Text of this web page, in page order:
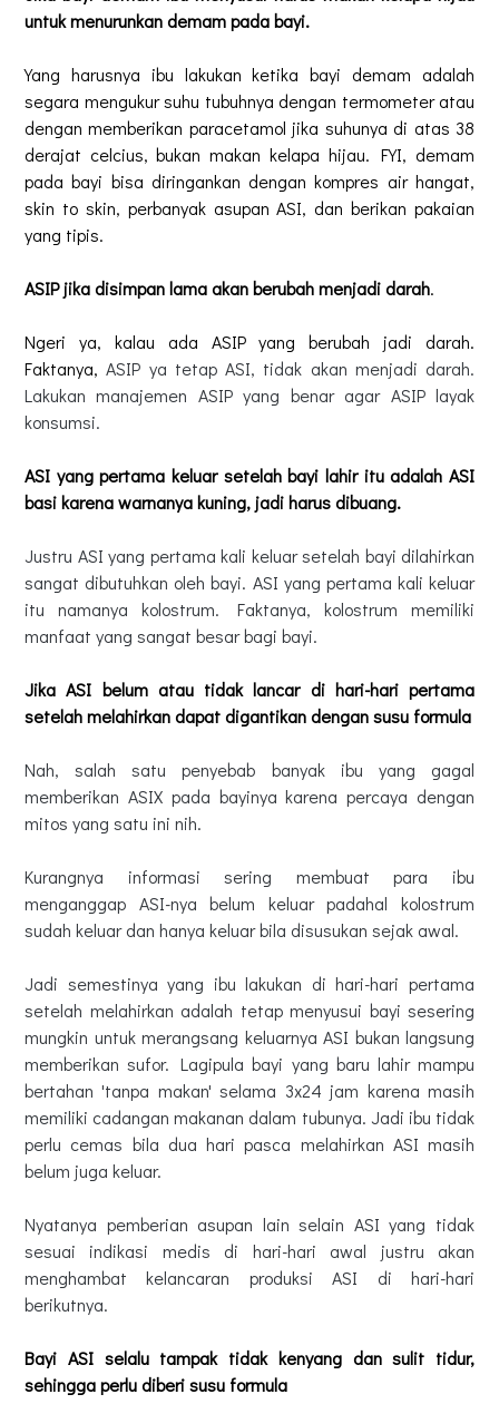
untuk menurunkan demam pada bayi.
Yang harusnya ibu lakukan ketika bayi demam adalah
segara mengukur suhu tubuhnya dengan termometer atau
dengan memberikan paracetamol jika suhunya di atas 38
derajat celcius, bukan makan kelapa hijau. FYI, demam
pada bayi bisa diringankan dengan kompres air hangat,
skin to skin, perbanyak asupan ASI, dan berikan pakaian
yang tipis.
ASIP jika disimpan lama akan berubah menjadi darah.
Ngeri ya, kalau ada ASIP yang berubah jadi darah.
Faktanya,ASIP ya tetap ASI, tidak akan menjadi darah.
Lakukan manajemen ASIP yang benar agar ASIP layak
konsumsi.
ASI yang pertama keluar setelah bayi lahir itu adalah ASI
basi karena warnanya kuning, jadi harus dibuang.
Justru ASI yang pertama kali keluar setelah bayi dilahirkan
sangat dibutuhkan oleh bayi. ASI yang pertama kali keluar
itu namanya kolostrum. Faktanya, kolostrum memiliki
manfaat yang sangat besar bagi bayi.
Jika ASI belum atau tidak lancar di hari-hari pertama
setelah melahirkan dapat digantikan dengan susu formula
Nah, salah satu penyebab banyak ibu yang gagal
memberikan ASIX pada bayinya karena percaya dengan
mitos yang satu ini nih.
Kurangnya informasi sering membuat para ibu
menganggap ASI-nya belum keluar padahal kolostrum
sudah keluar dan hanya keluar bila disusukan sejak awal.
Jadi semestinya yang ibu lakukan di hari-hari pertama
setelah melahirkan adalah tetap menyusui bayi sesering
mungkin untuk merangsang keluarnya ASI bukan langsung
memberikan sufor. Lagipula bayi yang baru lahir mampu
bertahan 'tanpa makan' selama 3x24 jam karena masih
memiliki cadangan makanan dalam tubunya. Jadi ibu tidak
perlu cemas bila dua hari pasca melahirkan ASI masih
belum juga keluar.
Nyatanya pemberian asupan lain selain ASI yang tidak
sesuai indikasi medis di hari-hari awal justru akan
menghambat kelancaran produksi ASI di hari-hari
berikutnya.
Bayi ASI selalu tampak tidak kenyang dan sulit tidur,
sehingga perlu diberi susu formula